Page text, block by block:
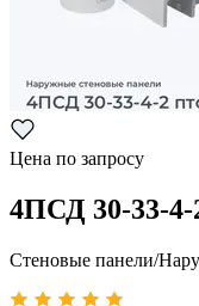
Цена по запросу
4ПСД 30-33-4-
Стеновые панели/